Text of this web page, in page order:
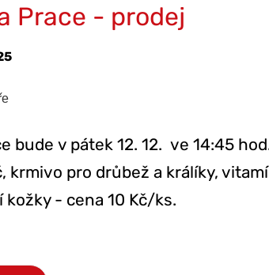
Prace - prodej
bude v pátek 12. 12. ve 14:45
krmivo pro drůbež a králíky,
- cena 10 Kč/ks.